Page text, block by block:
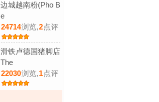
边城越南粉(Pho B
e
24714浏览,2点评
滑铁卢德国猪脚店
The
22030浏览,1点评